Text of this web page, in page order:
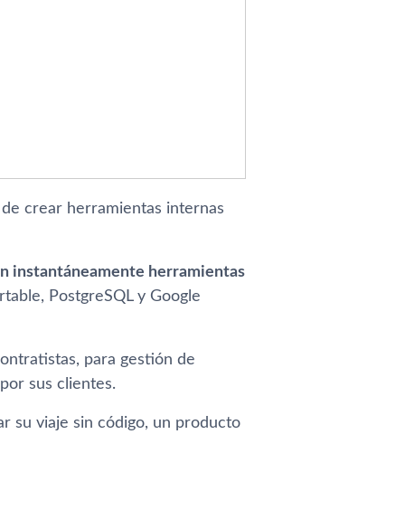
crear herramientas internas
instantáneamente herramientas
PostgreSQL y Google
para gestión de
sus clientes.
su viaje sin código, un producto